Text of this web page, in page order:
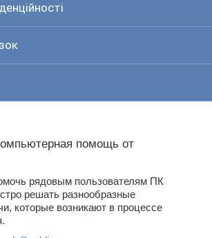
помощь от
рядовым пользователям ПК
решать разнообразные
которые возникают в процессе